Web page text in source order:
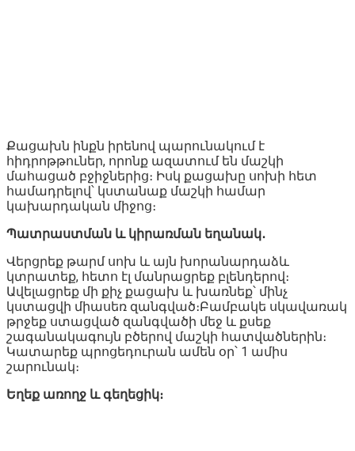
Քացախն ինքն իրենով պարունակում է
հիդրոթթուներ, որոնք ազատում են մաշկի
մահացած բջիջներից։ Իսկ քացախը սոխի հետ
համադրելով՝ կստանաք մաշկի համար
կախարդական միջոց։
Պատրաստման և կիրառման եղանակ․
Վերցրեք թարմ սոխ և այն խորանարդաձև
կտրատեք, հետո էլ մանրացրեք բլենդերով։
Ավելացրեք մի քիչ քացախ և խառնեք՝ մինչ
կստացվի միասեռ զանգված։Բամբակե սկավառակ
թրջեք ստացված զանգվածի մեջ և քսեք
շագանակագույն բծերով մաշկի հատվածներին։
Կատարեք պրոցեդուրան ամեն օր՝ 1 ամիս
շարունակ։
Եղեք առողջ և գեղեցիկ։